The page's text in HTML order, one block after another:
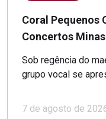
Coral Pequenos
Concertos
Sob regência do
grupo vocal se
7 de agosto de